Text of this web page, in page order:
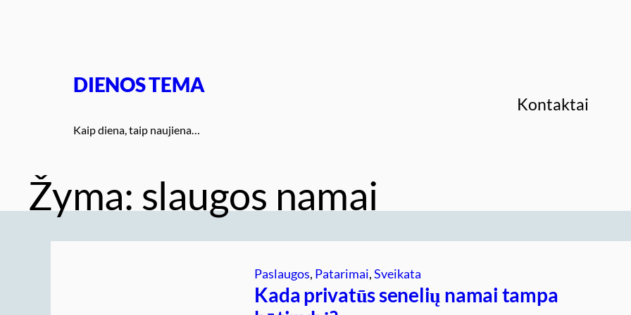
DIENOS TEMA
Kaip diena, taip naujiena…
Kontaktai
Žyma: slaugos namai
Paslaugos, Patarimai, Sveikata
Kada privatūs senelių namai tampa